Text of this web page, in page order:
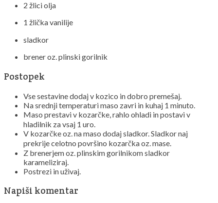
2 žlici olja
1 žlička vanilije
sladkor
brener oz. plinski gorilnik
Postopek
Vse sestavine dodaj v kozico in dobro premešaj.
Na srednji temperaturi maso zavri in kuhaj 1 minuto.
Maso prestavi v kozarčke, rahlo ohladi in postavi v
hladilnik za vsaj 1 uro.
V kozarčke oz. na maso dodaj sladkor. Sladkor naj
prekrije celotno površino kozarčka oz. mase.
Z brenerjem oz. plinskim gorilnikom sladkor
karameliziraj.
Postrezi in uživaj.
Napiši komentar